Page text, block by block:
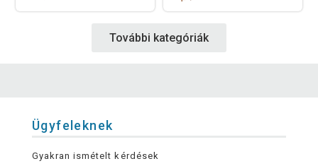
További kategóriák
Ügyfeleknek
Gyakran ismételt kérdések